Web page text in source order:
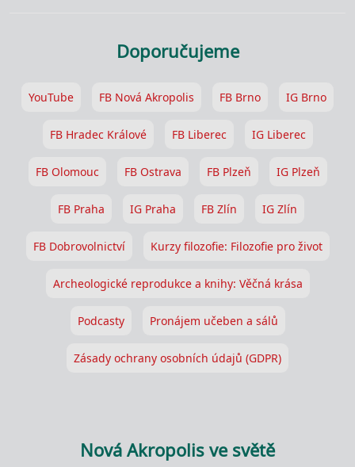
Doporučujeme
YouTube FB Nová Akropolis FB Brno IG Brno
FB Hradec Králové FB Liberec IG Liberec
FB Olomouc FB Ostrava FB Plzeň IG Plzeň
FB Praha IG Praha FB Zlín IG Zlín
FB Dobrovolnictví Kurzy filozofie: Filozofie pro život
Archeologické reprodukce a knihy: Věčná krása
Podcasty Pronájem učeben a sálů
Zásady ochrany osobních údajů (GDPR)
Nová Akropolis ve světě